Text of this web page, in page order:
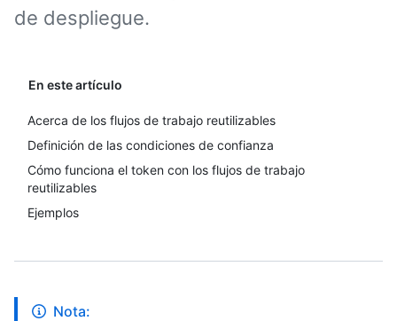
de despliegue.
En este artículo
Acerca de los flujos de trabajo reutilizables
Definición de las condiciones de confianza
Cómo funciona el token con los flujos de trabajo
reutilizables
Ejemplos
Nota: